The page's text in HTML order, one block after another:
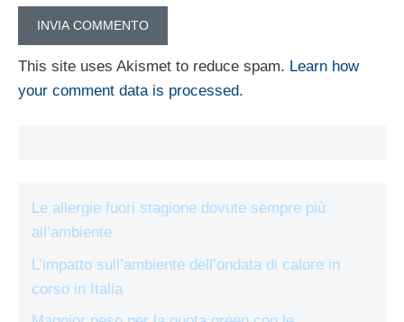
This site uses Akismet to reduce spam. Learn how
your comment data is processed.
Le allergie fuori stagione dovute sempre più
all’ambiente
L’impatto sull’ambiente dell’ondata di calore in
corso in Italia